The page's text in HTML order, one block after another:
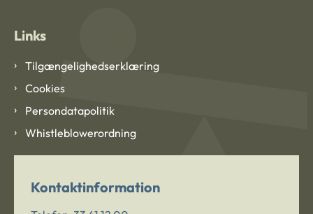
Links
Tilgængelighedserklæring
Cookies
Persondatapolitik
Whistleblowerordning
Kontaktinformation